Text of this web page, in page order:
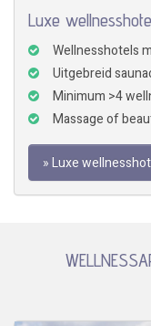
Luxe
Wellnesshotels
Uitgebreid
Minimum >4
Massage of
» Luxe